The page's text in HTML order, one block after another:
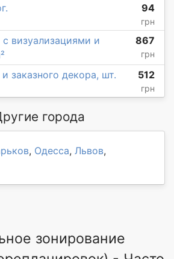
94
грн
визуализациями и
867
грн
заказного декора, шт. 512
грн
города
, Одесса, Львов,
зонирование